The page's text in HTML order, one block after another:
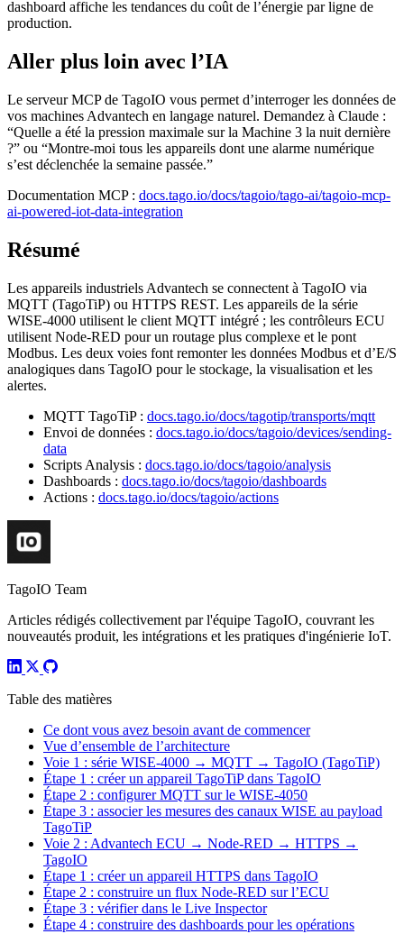
dashboard affiche les tendances du coût de l’énergie par ligne de
production.
Aller plus loin avec l’IA
Le serveur MCP de TagoIO vous permet d’interroger les données de
vos machines Advantech en langage naturel. Demandez à Claude :
“Quelle a été la pression maximale sur la Machine 3 la nuit dernière
?” ou “Montre-moi tous les appareils dont une alarme numérique
s’est déclenchée la semaine passée.”
Documentation MCP : docs.tago.io/docs/tagoio/tago-ai/tagoio-mcp-
ai-powered-iot-data-integration
Résumé
Les appareils industriels Advantech se connectent à TagoIO via
MQTT (TagoTiP) ou HTTPS REST. Les appareils de la série
WISE-4000 utilisent le client MQTT intégré ; les contrôleurs ECU
utilisent Node-RED pour un routage plus complexe et le pont
Modbus. Les deux voies font remonter les données Modbus et d’E/S
analogiques dans TagoIO pour le stockage, la visualisation et les
alertes.
MQTT TagoTiP : docs.tago.io/docs/tagotip/transports/mqtt
Envoi de données : docs.tago.io/docs/tagoio/devices/sending-
data
Scripts Analysis : docs.tago.io/docs/tagoio/analysis
Dashboards : docs.tago.io/docs/tagoio/dashboards
Actions : docs.tago.io/docs/tagoio/actions
TagoIO Team
Articles rédigés collectivement par l'équipe TagoIO, couvrant les
nouveautés produit, les intégrations et les pratiques d'ingénierie IoT.
Table des matières
Ce dont vous avez besoin avant de commencer
Vue d’ensemble de l’architecture
Voie 1 : série WISE-4000 → MQTT → TagoIO (TagoTiP)
Étape 1 : créer un appareil TagoTiP dans TagoIO
Étape 2 : configurer MQTT sur le WISE-4050
Étape 3 : associer les mesures des canaux WISE au payload
TagoTiP
Voie 2 : Advantech ECU → Node-RED → HTTPS →
TagoIO
Étape 1 : créer un appareil HTTPS dans TagoIO
Étape 2 : construire un flux Node-RED sur l’ECU
Étape 3 : vérifier dans le Live Inspector
Étape 4 : construire des dashboards pour les opérations